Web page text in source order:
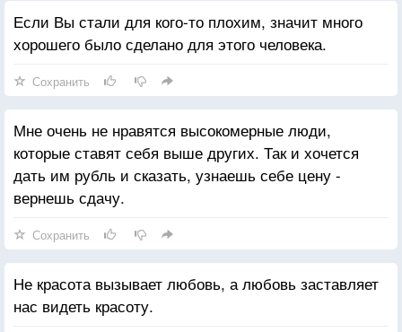
Если Вы стали для кого-то плохим, значит много
хорошего было сделано для этого человека.
Сохранить
Мне очень не нравятся высокомерные люди,
которые ставят себя выше других. Так и хочется
дать им рубль и сказать, узнаешь себе цену -
вернешь сдачу.
Сохранить
Не красота вызывает любовь, а любовь заставляет
нас видеть красоту.